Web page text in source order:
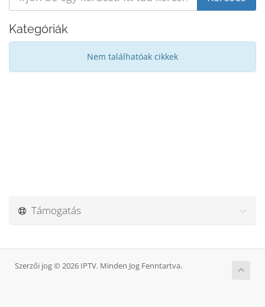
Kategóriák
Nem találhatóak cikkek
Támogatás
Szerzői jog © 2026 IPTV. Minden Jog Fenntartva.